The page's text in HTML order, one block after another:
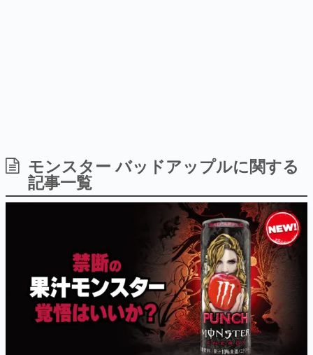
日本のモバイルゲーム史における主要なトピック・タイト
ルを網羅するほか、開発者へのインタビューや識者による
解説を掲載。約20年の歴史が一望できる決定版！
若ゲのいたり〜ゲームクリエイターの青春〜
『うつヌケ』『ペンと箸』等で知られるマンガ家・田中圭
一先生によるゲーム業界レポートマンガです。
なんでゲームは面白い？
ゲーム開発者・hamatsu氏がゲームの魅力を画面や操作の
具体的な形から解き明かしていく、硬派で骨太な評論連載
です。
ゲームが変えた日本語
「経験値」「裏技」「ラスボス」… ゲームにまつわる言葉
の起源や用法の変遷を、コンピューター文化史研究家・タ
イニーP氏が徹底調査。
「モンエナ」の新商品「モンスター バッドアップル」が6月30日